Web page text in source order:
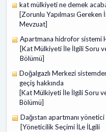
kat mülkiyeti ne demek
[Zorunlu Yapılması Gereken
Mevzuat]
Apartmana hidrofor sistemi
[Kat Mülkiyeti İle İlgili Soru
Bölümü]
Doğalgazlı Merkezi
geçiş hakkında
[Kat Mülkiyeti İle İlgili Soru
Bölümü]
Dağıstan apartmanı
[Yöneticilik Seçimi İLe İLgili